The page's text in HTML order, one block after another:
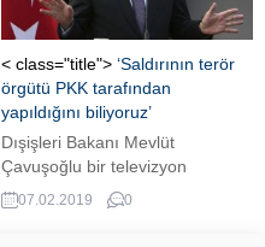
ABD’de itirafçılık programına
alındığı bildirildi.
< class="title"> ‘Saldırının terör
örgütü PKK tarafından
yapıldığını biliyoruz’
Dışişleri Bakanı Mevlüt
Çavuşoğlu bir televizyon
programına katıldı Duhok'taki
Türk askeri üssüne saldırı
07.02.2019 0